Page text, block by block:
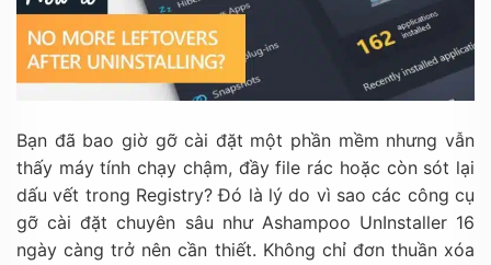
Bạn đã bao giờ gỡ cài đặt một phần mềm nhưng vẫn
thấy máy tính chạy chậm, đầy file rác hoặc còn sót lại
dấu vết trong Registry? Đó là lý do vì sao các công cụ
gỡ cài đặt chuyên sâu như Ashampoo UnInstaller 16
ngày càng trở nên cần thiết. Không chỉ đơn thuần xóa